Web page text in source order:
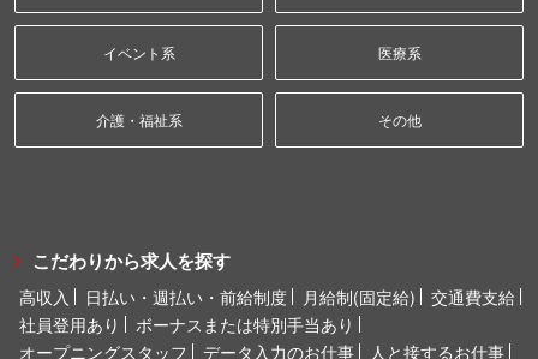
イベント系 医療系
介護・福祉系 その他
こだわりから求人を探す
高収入 日払い・週払い・前給制度 月給制(固定給)
交通費支給
社員登用あり
ボーナスまたは特別手当あり
オープニングスタッフ
データ入力のお仕事 人と接するお仕事